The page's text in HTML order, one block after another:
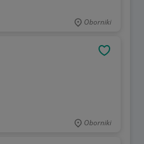
Oborniki
Oborniki